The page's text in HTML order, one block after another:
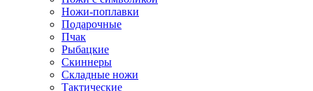
Ножи-поплавки
Подарочные
Пчак
Рыбацкие
Скиннеры
Складные ножи
Тактические